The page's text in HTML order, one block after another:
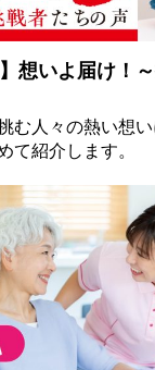
想いよ届け！
む人々の熱い想
て紹介します。